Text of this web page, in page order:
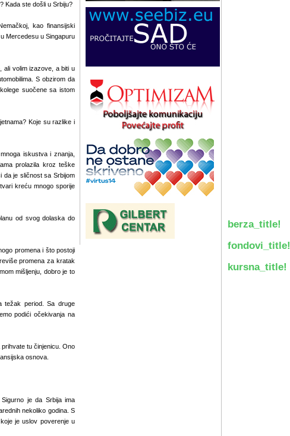
Kada ste došli u Srbiju?
kao finansijski
Mercedesu u Singapuru
ali volim izazove, a biti u
S obzirom da
suočene sa istom
Koje su razlike i
iskustva i znanja,
prolazila kroz teške
da je sličnost sa Srbijom
kreću mnogo sporije
od svog dolaska do
promena i što postoji
promena za kratak
mišljenju, dobro je to
težak period. Sa druge
podići očekivanja na
tu činjenicu. Ono
osnova.
je da Srbija ima
nekoliko godina. S
je uslov poverenje u
berza_title!
fondovi_title!
kursna_title!